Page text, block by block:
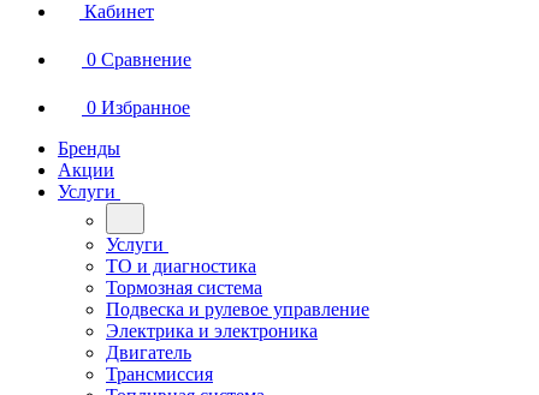
Кабинет
0 Сравнение
0 Избранное
Бренды
Акции
Услуги
Услуги
ТО и диагностика
Тормозная система
Подвеска и рулевое управление
Электрика и электроника
Двигатель
Трансмиссия